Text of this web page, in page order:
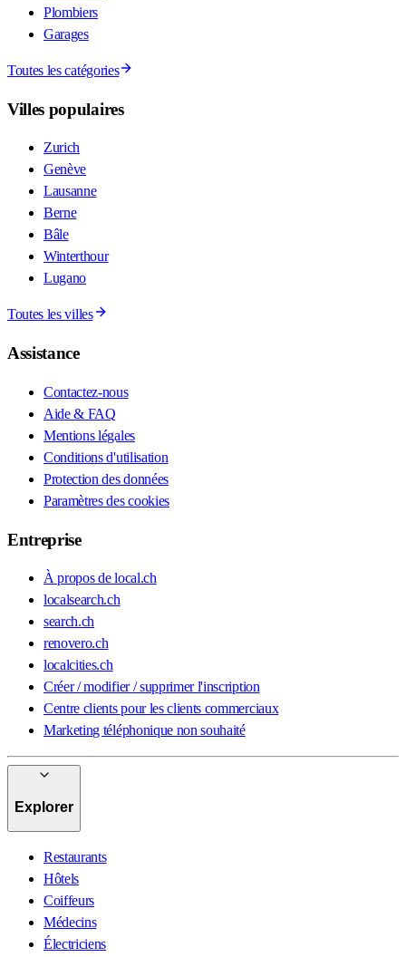
Plombiers
Garages
Toutes les catégories
Villes populaires
Zurich
Genève
Lausanne
Berne
Bâle
Winterthour
Lugano
Toutes les villes
Assistance
Contactez-nous
Aide & FAQ
Mentions légales
Conditions d'utilisation
Protection des données
Paramètres des cookies
Entreprise
À propos de local.ch
localsearch.ch
search.ch
renovero.ch
localcities.ch
Créer / modifier / supprimer l'inscription
Centre clients pour les clients commerciaux
Marketing téléphonique non souhaité
Explorer
Restaurants
Hôtels
Coiffeurs
Médecins
Électriciens